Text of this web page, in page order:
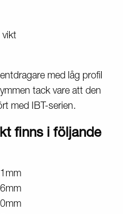
vikt
med låg profil
tack vare att den
med IBT-serien.
finns i följande